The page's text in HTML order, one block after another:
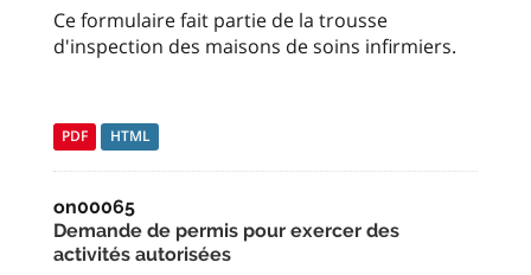
Ce formulaire fait partie de la trousse
d'inspection des maisons de soins infirmiers.
PDF HTML
on00065
Demande de permis pour exercer des
activités autorisées